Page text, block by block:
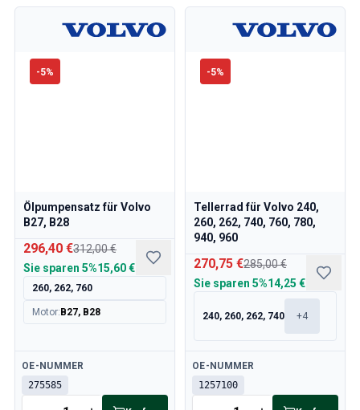
-5%
Ölpumpensatz für Volvo
B27, B28
296,40 €312,00 €
Sie sparen 5%15,60 €
260, 262, 760
Motor: B27, B28
Verfügbar
OE-NUMMER
275585
-5%
Tellerrad für Volvo 240,
260, 262, 740, 760, 780,
940, 960
270,75 €285,00 €
Sie sparen 5%14,25 €
240, 260, 262, 740 +4
Verfügbar
OE-NUMMER
1257100